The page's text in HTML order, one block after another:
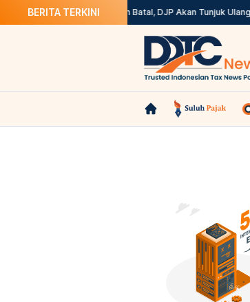
BERITA TERKINI
Ini Solusinya Kepdirjen Batal, DJP Akan Tunjuk Ulang